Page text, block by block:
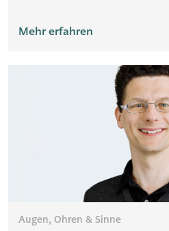
Mehr erfahren
Augen, Ohren & Sinne